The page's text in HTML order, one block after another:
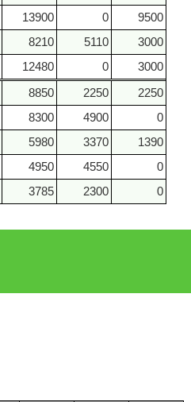
13900 0
9500
8210 5110
3000
12480 0 3000
8850 2250
2250
8300 4900
0
5980 3370
1390
4950 4550
0
3785 2300 0